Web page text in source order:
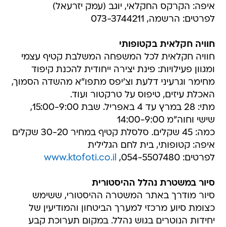
איפה: הקרקס החקלאי, יוגב (עמק יזרעאל)
לפרטים: הרשמה, 073-3744211
חוויה חקלאית בקטופותי
חוויה חקלאית לכל המשפחה המשלבת קטיף עצמי
ומגוון פעילויות: פינת יצירה ייחודית להכנת קיפוד
מחימר וגרעיני דלעת וצ'יפס מתפו"א מהשדה הסמוך,
האכלת עיזים, טיפוס על טרקטור ועוד.
מתי: 28 במרץ עד 4 באפריל. שבת 15:00-9:00,
שישי וחוה"מ 14:00-9:00
כמה: 45 שקלים. סלסלת קטיף במחיר 30-20 שקלים
איפה: קטופותי, בית לחם הגלילית
לפרטים: 054-5507480,
www.ktofoti.co.il
סיור במשטרת נהלל ההיסטורית
סיור מודרך באתר המשטרה ההיסטורי, ששימש
כצומת סיוע מרכזי למערך הביטחון והמודיעין של
יחידות הנוטרים בגוש נהלל. במקום תערוכת קבע